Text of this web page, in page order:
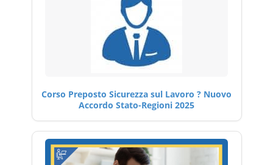
Corso Preposto Sicurezza sul Lavoro ? Nuovo
Accordo Stato-Regioni 2025